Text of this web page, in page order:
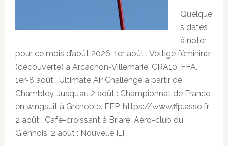
Quelque
s dates
à noter
pour ce mois d’août 2026. 1er août : Voltige féminine
(découverte) à Arcachon-Villemarie. CRA10. FFA.
1er-8 août : Ultimate Air Challenge à partir de
Chambley. Jusqu’au 2 août : Championnat de France
en wingsuit à Grenoble. FFP. https://www.ffp.asso.fr
2 août : Café-croissant à Briare. Aéro-club du
Giennois. 2 août : Nouvelle […]